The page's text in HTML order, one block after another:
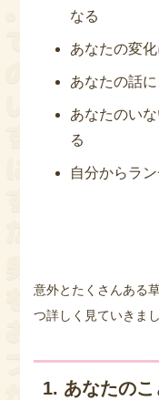
なる
あなたの変
あなたの話
あなたのい
る
自分からラ
意外とたくさんある
つ詳しく見ていきま
1. あなたの